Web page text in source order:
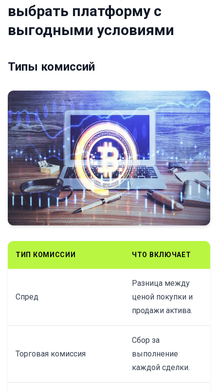
выбрать платформу с
выгодными условиями
Типы комиссий
ТИП КОМИССИИ ЧТО ВКЛЮЧАЕТ
Спред
Разница между
ценой покупки и
продажи актива.
Торговая комиссия
Сбор за
выполнение
каждой сделки.